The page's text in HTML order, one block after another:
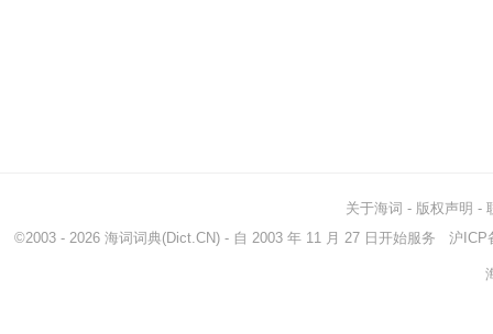
关于海词 - 版权声明 -
©2003 - 2026 海词词典(Dict.CN) - 自 2003 年 11 月 27 日开始服务 沪ICP